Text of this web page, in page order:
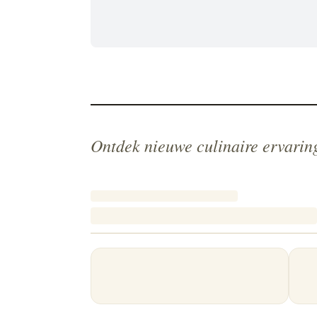
Ontdek nieuwe culinaire